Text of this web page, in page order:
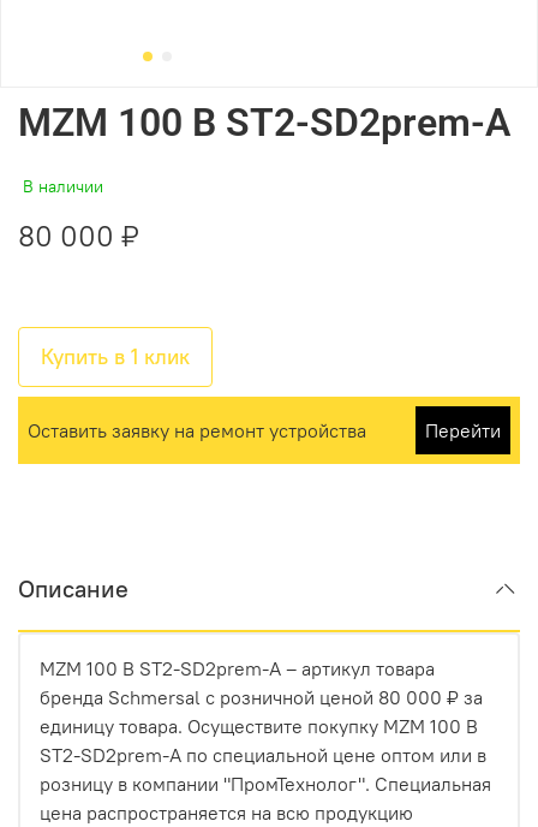
MZM 100 B ST2-SD2prem-A
В наличии
80 000 ₽
Купить в 1 клик
Оставить заявку на ремонт устройства Перейти
Описание
MZM 100 B ST2-SD2prem-A – артикул товара
бренда Schmersal с розничной ценой 80 000 ₽ за
единицу товара. Осуществите покупку MZM 100 B
ST2-SD2prem-A по специальной цене оптом или в
розницу в компании "ПромТехнолог". Специальная
цена распространяется на всю продукцию